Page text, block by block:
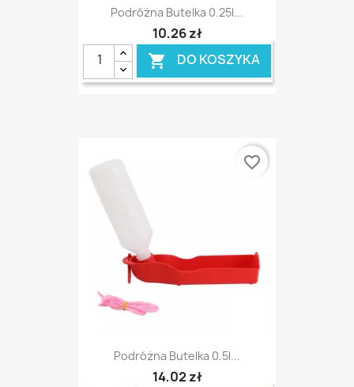
Podróżna Butelka 0.25l...
10,26 zł
 DO KOSZYKA
Podróżna Butelka 0.5l...
14,02 zł
favorite_border